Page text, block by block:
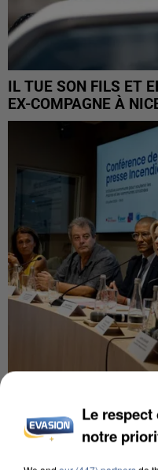
IL TUE SON FILS ET
EX-COMPAGNE À
INCENDIES : L’ÎLE-
DE SOLIDARITÉ
Le
notre